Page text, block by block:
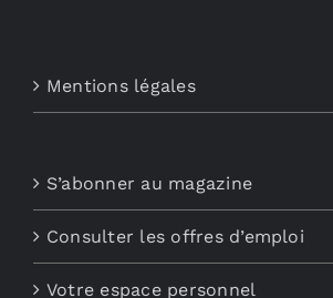
Mentions légales
S’abonner au magazine
Consulter les offres d’emploi
Votre espace personnel